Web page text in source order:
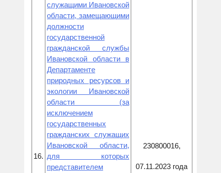
16.
служащими Ивановской
области, замещающими
должности
государственной
гражданской службы
Ивановской области в
Департаменте
природных ресурсов и
экологии Ивановской
области (за
исключением
государственных
гражданских служащих
Ивановской области,
для которых
представителем
230800016,
07.11.2023 года